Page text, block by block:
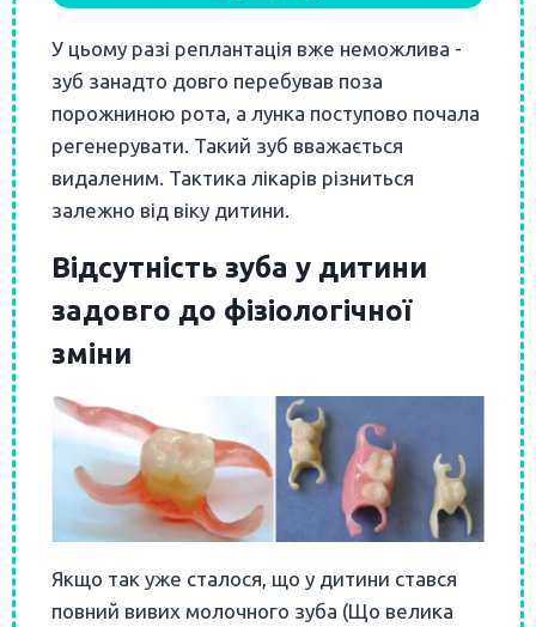
У цьому разі реплантація вже неможлива -
зуб занадто довго перебував поза
порожниною рота, а лунка поступово почала
регенерувати. Такий зуб вважається
видаленим. Тактика лікарів різниться
залежно від віку дитини.
Відсутність зуба у дитини
задовго до фізіологічної
зміни
Якщо так уже сталося, що у дитини стався
повний вивих молочного зуба (Що велика